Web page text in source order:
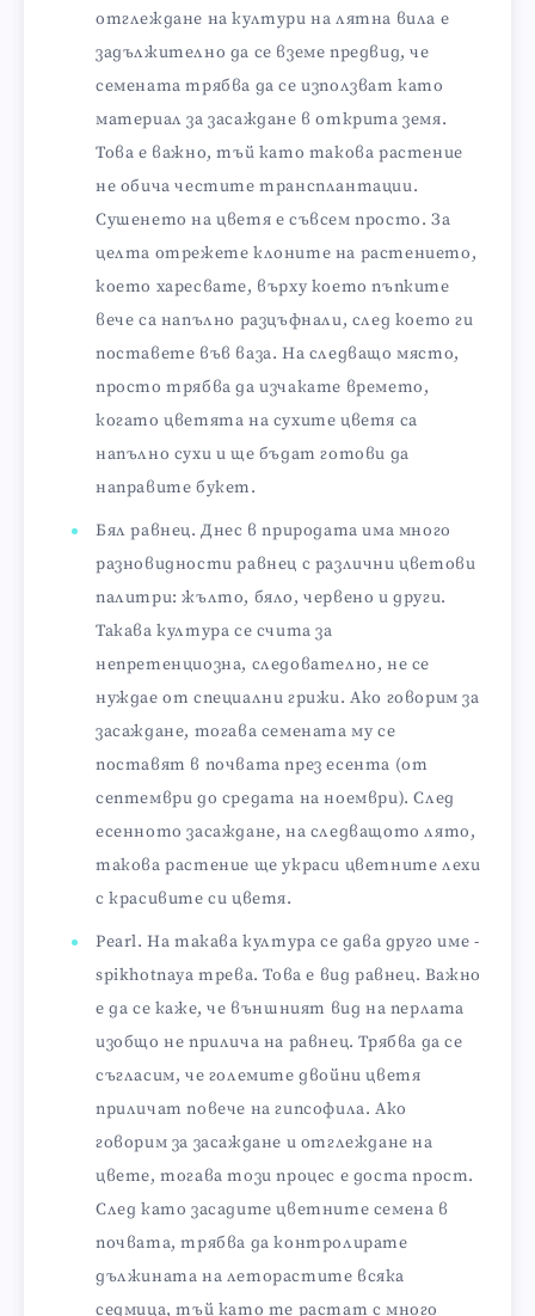
отглеждане на култури на лятна вила е
задължително да се вземе предвид, че
семената трябва да се използват като
материал за засаждане в открита земя.
Това е важно, тъй като такова растение
не обича честите трансплантации.
Сушенето на цветя е съвсем просто. За
целта отрежете клоните на растението,
което харесвате, върху което пъпките
вече са напълно разцъфнали, след което ги
поставете във ваза. На следващо място,
просто трябва да изчакате времето,
когато цветята на сухите цветя са
напълно сухи и ще бъдат готови да
направите букет.
Бял равнец. Днес в природата има много
разновидности равнец с различни цветови
палитри: жълто, бяло, червено и други.
Такава култура се счита за
непретенциозна, следователно, не се
нуждае от специални грижи. Ако говорим за
засаждане, тогава семената му се
поставят в почвата през есента (от
септември до средата на ноември). След
есенното засаждане, на следващото лято,
такова растение ще украси цветните лехи
с красивите си цветя.
Pearl. На такава култура се дава друго име -
spikhotnaya трева. Това е вид равнец. Важно
е да се каже, че външният вид на перлата
изобщо не прилича на равнец. Трябва да се
съгласим, че големите двойни цветя
приличат повече на гипсофила. Ако
говорим за засаждане и отглеждане на
цвете, тогава този процес е доста прост.
След като засадите цветните семена в
почвата, трябва да контролирате
дължината на леторастите всяка
седмица, тъй като те растат с много